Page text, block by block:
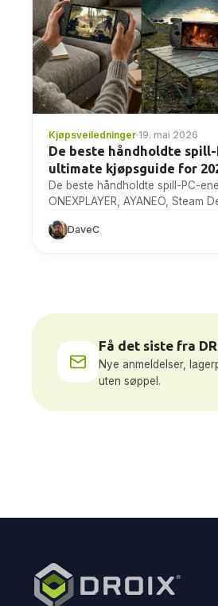
Kjøpsveiledninger·19. mai 2026
De beste håndholdte spill-
ultimate kjøpsguide for
De beste håndholdte spill-PC-
ONEXPLAYER, AYANEO, Steam
referanser, spesifikasjoner og
DaveC
Få det siste fra
Nye anmeldelser,
uten søppel.